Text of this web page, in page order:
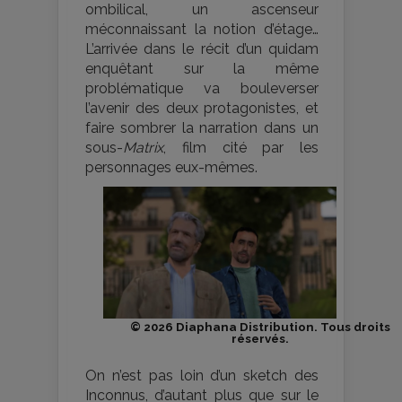
ombilical, un ascenseur
méconnaissant la notion d’étage…
L’arrivée dans le récit d’un quidam
enquêtant sur la même
problématique va bouleverser
l’avenir des deux protagonistes, et
faire sombrer la narration dans un
sous-Matrix, film cité par les
personnages eux-mêmes.
© 2026 Diaphana Distribution. Tous droits
réservés.
On n’est pas loin d’un sketch des
Inconnus, d’autant plus que sur le